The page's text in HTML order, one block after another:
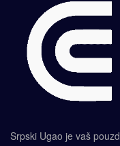
Srpski Ugao je vaš